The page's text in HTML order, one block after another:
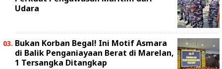
Udara
Bukan Korban Begal! Ini Motif Asmara
di Balik Penganiayaan Berat di Marelan,
1 Tersangka Ditangkap